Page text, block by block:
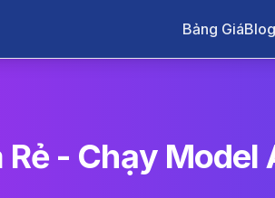
Bảng GiáBlog
- Chạy Model